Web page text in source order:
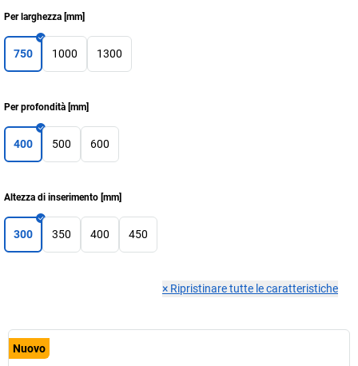
Per larghezza [mm]
750 1000 1300
Per profondità [mm]
400 500 600
Altezza di inserimento [mm]
300 350 400 450
× Ripristinare tutte le caratteristiche
Nuovo